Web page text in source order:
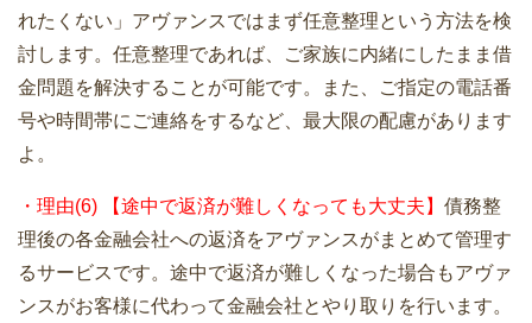
れたくない」アヴァンスではまず任意整理という方法を検
討します。任意整理であれば、ご家族に内緒にしたまま借
金問題を解決することが可能です。また、ご指定の電話番
号や時間帯にご連絡をするなど、最大限の配慮があります
よ。
・理由(6) 【途中で返済が難しくなっても大丈夫】 債務整
理後の各金融会社への返済をアヴァンスがまとめて管理す
るサービスです。途中で返済が難しくなった場合もアヴァ
ンスがお客様に代わって金融会社とやり取りを行います。